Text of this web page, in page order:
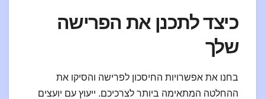
כיצד לתכנן את הפרישה
שלך
בחנו את אפשרויות החיסכון לפרישה והסיקו את
ההחלטה המתאימה ביותר לצרכיכם. ייעוץ עם יועצים